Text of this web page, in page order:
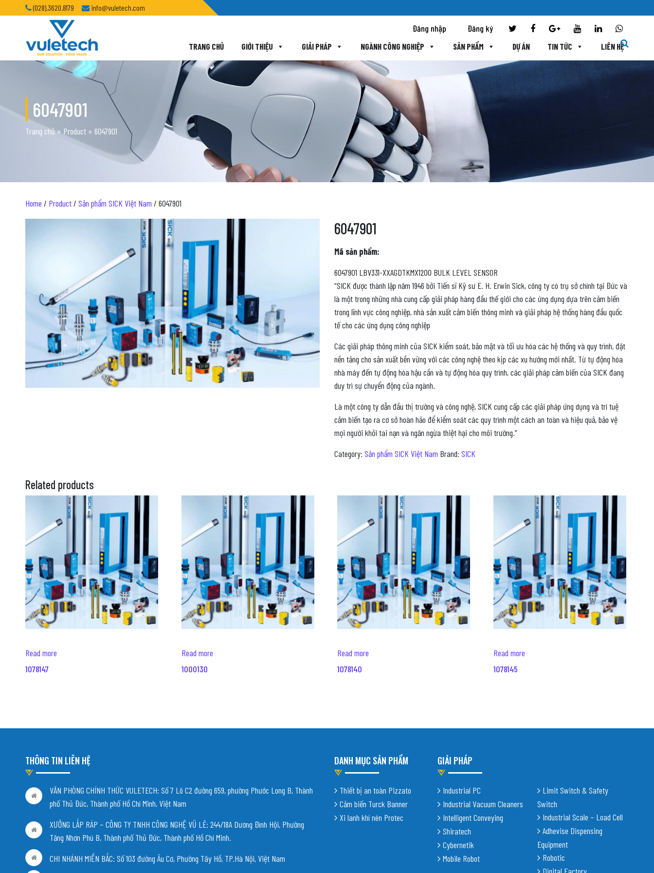
(028).3620.8179 info@vuletech.com
Đăng nhập Đăng ký
TRANG CHỦ GIỚI THIỆU GIẢI PHÁP NGÀNH CÔNG NGHIỆP SẢN PHẨM DỰ ÁN TIN TỨC LIÊN HỆ
6047901
Trang chủ» Product » 6047901
Home / Product/ Sản phẩm SICK Việt Nam / 6047901
6047901
Mã sản phẩm:
6047901 LBV331-XXAGDTKMX1200 BULK LEVEL SENSOR
“SICK được thành lập năm 1946 bởi Tiến sĩ Kỹ sư E. H. Erwin Sick, công ty có trụ sở chính tại Đức và
là một trong những nhà cung cấp giải pháp hàng đầu thế giới cho các ứng dụng dựa trên cảm biến
trong lĩnh vực công nghiệp, nhà sản xuất cảm biến thông minh và giải pháp hệ thống hàng đầu quốc
tế cho các ứng dụng công nghiệp
Các giải pháp thông minh của SICK kiểm soát, bảo mật và tối ưu hóa các hệ thống và quy trình, đặt
nền tảng cho sản xuất bền vững với các công nghệ theo kịp các xu hướng mới nhất. Từ tự động hóa
nhà máy đến tự động hóa hậu cần và tự động hóa quy trình, các giải pháp cảm biến của SICK đang
duy trì sự chuyển động của ngành.
Là một công ty dẫn đầu thị trường và công nghệ, SICK cung cấp các giải pháp ứng dụng và trí tuệ
cảm biến tạo ra cơ sở hoàn hảo để kiểm soát các quy trình một cách an toàn và hiệu quả, bảo vệ
mọi người khỏi tai nạn và ngăn ngừa thiệt hại cho môi trường.”
Category: Sản phẩm SICK Việt Nam Brand: SICK
Related products
Read more
1078147
Read more
1000130
Read more
1078140
Read more
1078145
THÔNG TIN LIÊN HỆ
VĂN PHÒNG CHÍNH THỨC VULETECH: Số 7 Lô C2 đường 659, phường Phước Long B, Thành
phố Thủ Đức, Thành phố Hồ Chí Minh, Việt Nam
XƯỞNG LẮP RÁP – CÔNG TY TNHH CÔNG NGHỆ VŨ LÊ: 244/18A Dương Đình Hội, Phường
Tăng Nhơn Phú B, Thành phố Thủ Đức, Thành phố Hồ Chí Minh.
CHI NHÁNH MIỀN BẮC: Số 103 đường Âu Cơ, Phường Tây Hồ, TP.Hà Nội, Việt Nam
DANH MỤC SẢN PHẨM
Thiết bị an toàn Pizzato
Cảm biến Turck Banner
Xi lanh khí nén Protec
GIẢI PHÁP
Industrial PC
Industrial Vacuum Cleaners
Intelligent Conveying
Shiratech
Cybernetik
Mobile Robot
Limit Switch & Safety
Switch
Industrial Scale – Load Cell
Adhevise Dispensing
Equipment
Robotic